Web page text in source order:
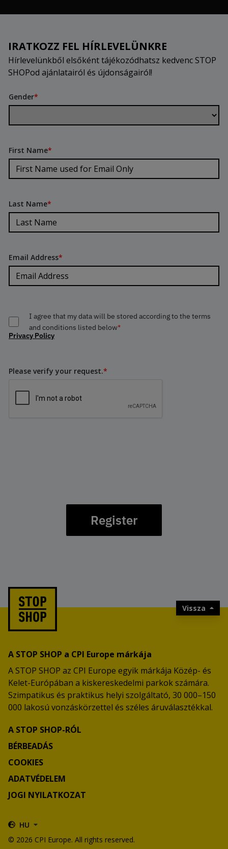
IRATKOZZ FEL HÍRLEVELÜNKRE
Hírlevelünkből elsőként tájékozódhatsz kedvenc STOP
SHOPod ajánlatairól és újdonságairól!
Gender*
First Name*
Last Name*
Email Address*
I agree that my data will be stored according to the terms
and conditions listed below*
Privacy Policy
Please verify your request.*
Register
Vissza
A STOP SHOP a CPI Europe márkája
A STOP SHOP az CPI Europe egyik márkája Közép- és
Kelet-Európában a kiskereskedelmi parkok számára.
Szimpatikus és praktikus helyi szolgáltató, 30 000–150
000 lakosú vonzáskörzettel és széles áruválasztékkal.
A STOP SHOP-RÓL
BÉRBEADÁS
COOKIES
ADATVÉDELEM
JOGI NYILATKOZAT
© 2026 CPI Europe. All rights reserved.
HU